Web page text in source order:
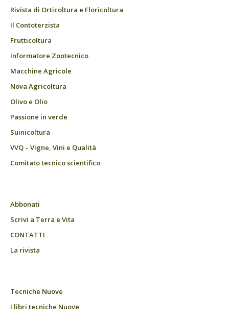
Rivista di Orticoltura e Floricoltura
Il Contoterzista
Frutticoltura
Informatore Zootecnico
Macchine Agricole
Nova Agricoltura
Olivo e Olio
Passione in verde
Suinicoltura
VVQ – Vigne, Vini e Qualità
Comitato tecnico scientifico
Abbonati
Scrivi a Terra e Vita
CONTATTI
La rivista
Tecniche Nuove
I libri tecniche Nuove